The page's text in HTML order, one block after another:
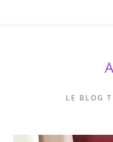
LE BLOG